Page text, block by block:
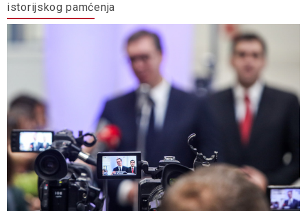
istorijskog pamćenja